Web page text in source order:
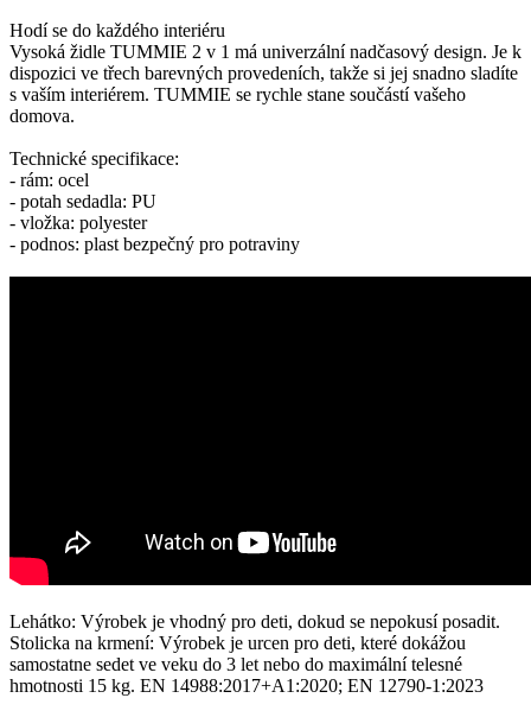
Hodí se do každého interiéru
Vysoká židle TUMMIE 2 v 1 má univerzální nadčasový design. Je k
dispozici ve třech barevných provedeních, takže si jej snadno sladíte
s vaším interiérem. TUMMIE se rychle stane součástí vašeho
domova.
Technické specifikace:
- rám: ocel
- potah sedadla: PU
- vložka: polyester
- podnos: plast bezpečný pro potraviny
Lehátko: Výrobek je vhodný pro deti, dokud se nepokusí posadit.
Stolicka na krmení: Výrobek je urcen pro deti, které dokážou
samostatne sedet ve veku do 3 let nebo do maximální telesné
hmotnosti 15 kg. EN 14988:2017+A1:2020; EN 12790-1:2023